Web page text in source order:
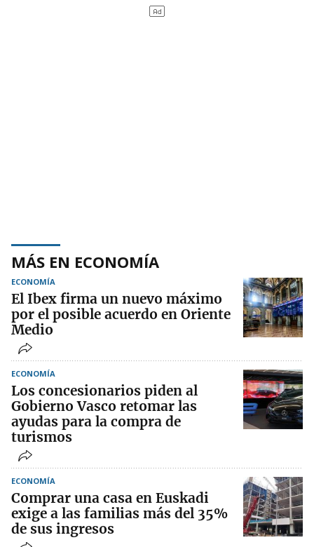
MÁS EN ECONOMÍA
ECONOMÍA
El Ibex firma un nuevo máximo
por el posible acuerdo en Oriente
Medio
ECONOMÍA
Los concesionarios piden al
Gobierno Vasco retomar las
ayudas para la compra de
turismos
ECONOMÍA
Comprar una casa en Euskadi
exige a las familias más del 35%
de sus ingresos